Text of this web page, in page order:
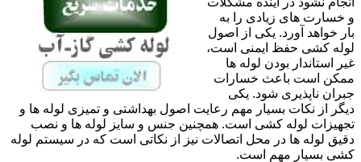
و خسارت های زیادی را به
بار خواهد آورد. یکی از اصول
لوله کشی حفظ ایمنی است،
غیر استاندار بودن لوله ها
ممکن است باعث خسارات
جبران ناپذیری شود. یکی
دیگر از نکات بسیار مهم رعایت اصول بهداشتی و تمیزی لوله ها و
تجهیزات لوله کشی است. همچنین جنس و سایز لوله ها و نصب
دقیق لوله ها در محل اتصالات نیز از نکاتی است که در سیستم لوله
کشی بسیار مهم است.